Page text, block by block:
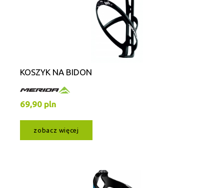
KOSZYK NA BIDON
69,90 pln
zobacz więcej